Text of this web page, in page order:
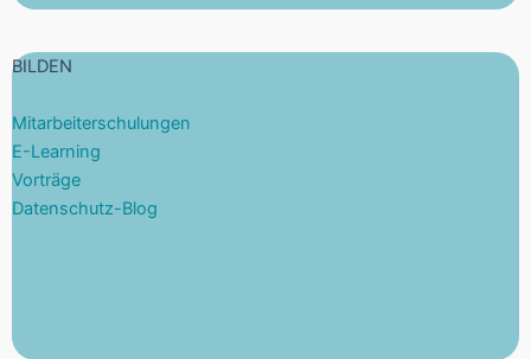
BILDEN
Mitarbeiterschulungen
E-Learning
Vorträge
Datenschutz-Blog